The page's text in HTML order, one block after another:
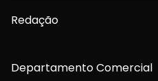
Redação
Departamento Comercial